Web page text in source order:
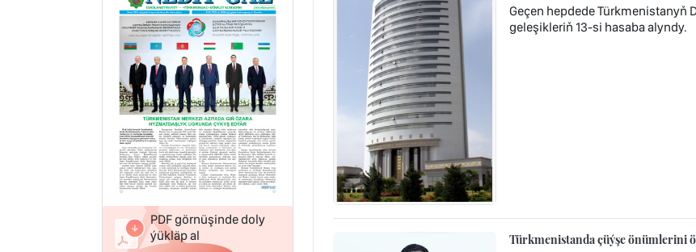
Geçen hepdede
geleşikleriň 13-si hasaba alyndy.
Türkmenistanda çüýşe önümlerini
PDF görnüşinde doly
ýükläp al